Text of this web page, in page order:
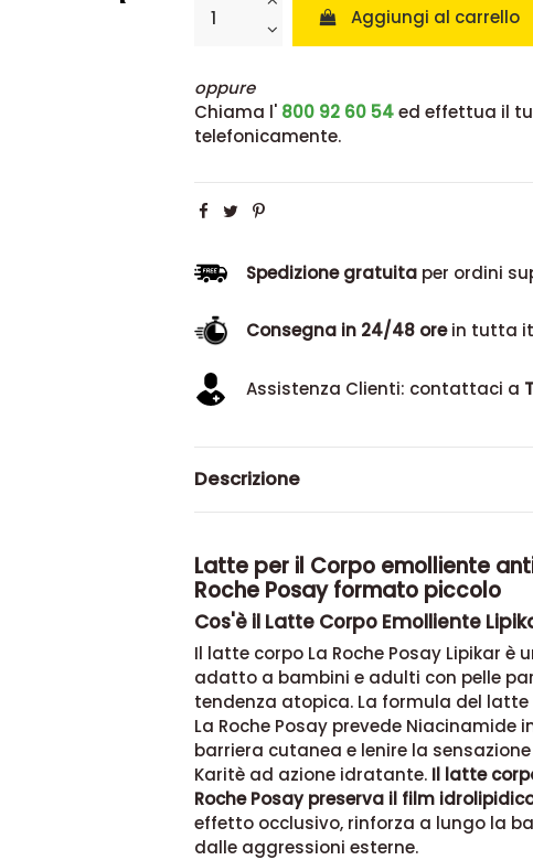
Aggiungi al carrello
oppure
Chiama l' 800 92 60 54ed effettua il
telefonicamente.
Spedizione gratuitaper ordini
Consegna in 24/48 orein tutta
Assistenza Clienti: contattaci a
Descrizione
Latte per il Corpo emolliente
Roche Posay formato piccolo
Cos'è il Latte Corpo Emolliente
Il latte corpo La Roche Posay Lipikar
adatto a bambini e adulti con pelle
tendenza atopica. La formula del latte
La Roche Posay prevede Niacinamide
barriera cutanea e lenire la
Karitè ad azione idratante.Il latte
Roche Posay preserva il film
effetto occlusivo, rinforza a lungo la
dalle aggressioni esterne.